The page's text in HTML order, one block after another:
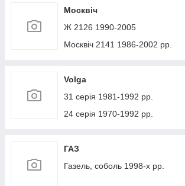
Москвіч
Ж 2126 1990-2005
Москвіч 2141 1986-2002 рр.
Volga
31 серія 1981-1992 рр.
24 серія 1970-1992 рр.
ГАЗ
Газель, соболь 1998-х рр.